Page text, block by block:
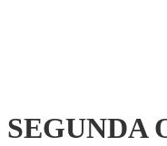
SEGUNDA